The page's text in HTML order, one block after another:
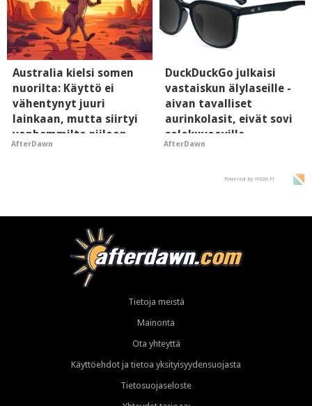
Australia kielsi somen
nuorilta: Käyttö ei
vähentynyt juuri
lainkaan, mutta siirtyi
vanhemmilta piiloon
AfterDawn
DuckDuckGo julkaisi
vastaiskun älylaseille -
aivan tavalliset
aurinkolasit, eivät sovi
salakuvaaville
hyypiöille
AfterDawn
Powered by HIGH.FI
Tietoja meistä
Mainonta
Ota yhteyttä
Käyttöehdot ja tietoa yksityisyydensuojasta
Tietosuojaseloste